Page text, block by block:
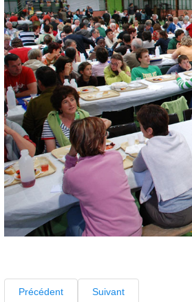
Précédent Suivant